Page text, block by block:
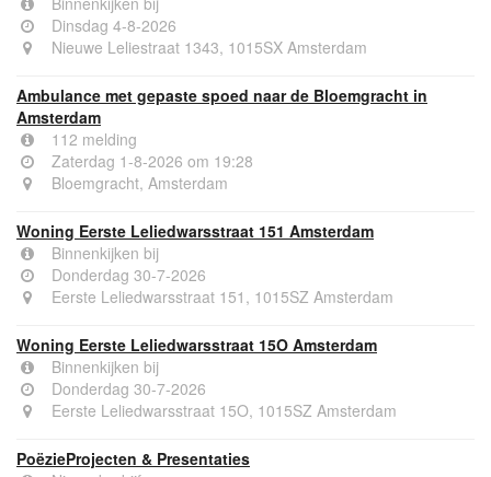
Dinsdag 4-8-2026
Nieuwe Leliestraat 1343, 1015SX Amsterdam
Ambulance met gepaste spoed naar de Bloemgracht in
Amsterdam
112 melding
Zaterdag 1-8-2026 om 19:28
Bloemgracht, Amsterdam
Woning Eerste Leliedwarsstraat 151 Amsterdam
Binnenkijken bij
Donderdag 30-7-2026
Eerste Leliedwarsstraat 151, 1015SZ Amsterdam
Woning Eerste Leliedwarsstraat 15O Amsterdam
Binnenkijken bij
Donderdag 30-7-2026
Eerste Leliedwarsstraat 15O, 1015SZ Amsterdam
PoëzieProjecten & Presentaties